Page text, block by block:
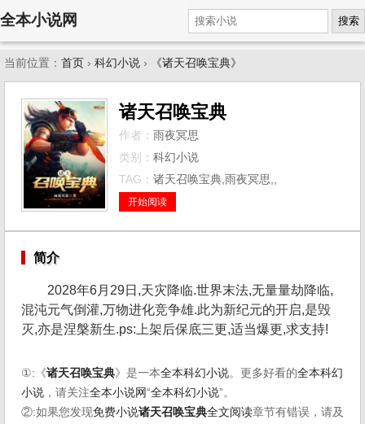
全本小说网 搜索
当前位置： 首页 › 科幻小说 › 《诸天召唤宝典》
诸天召唤宝典
作者： 雨夜冥思
类别： 科幻小说
TAG： 诸天召唤宝典,雨夜冥思,,
开始阅读
简介
2028年6月29日,天灾降临.世界末法,无量量劫降临,
混沌元气倒灌,万物进化竞争雄.此为新纪元的开启,是毁
灭,亦是涅槃新生.ps:上架后保底三更,适当爆更,求支持!
①:《诸天召唤宝典》是一本全本科幻小说。更多好看的全本科幻
小说 ，请关注全本小说网“全本科幻小说”。
②:如果您发现免费小说诸天召唤宝典全文阅读章节有错误，请及